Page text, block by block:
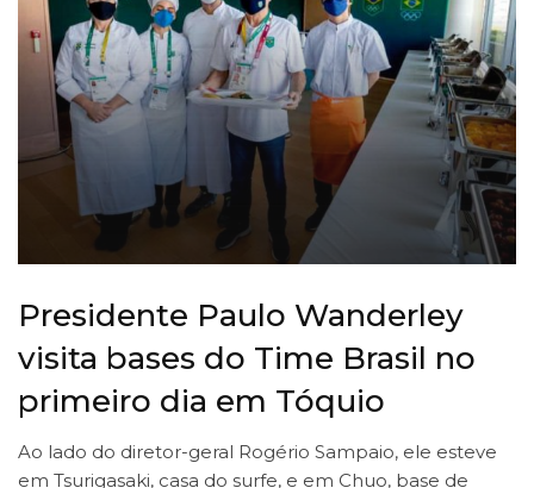
Presidente Paulo Wanderley
visita bases do Time Brasil no
primeiro dia em Tóquio
Ao lado do diretor-geral Rogério Sampaio, ele esteve
em Tsurigasaki, casa do surfe, e em Chuo, base de